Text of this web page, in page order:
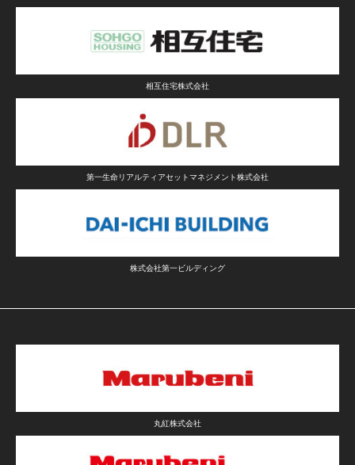
相互住宅株式会社
第一生命リアルティアセットマネジメント株式会社
株式会社第一ビルディング
丸紅株式会社